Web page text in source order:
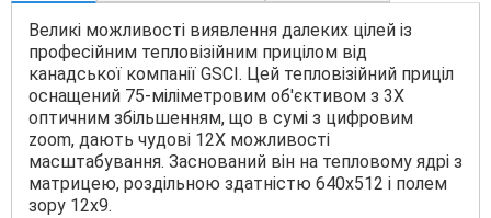
Великі можливості виявлення далеких цілей із
професійним тепловізійним прицілом від
канадської компанії GSCI. Цей тепловізійний приціл
оснащений 75-міліметровим об'єктивом з 3Х
оптичним збільшенням, що в сумі з цифровим
zoom, дають чудові 12Х можливості
масштабування. Заснований він на тепловому ядрі з
матрицею, роздільною здатністю 640x512 і полем
зору 12х9.